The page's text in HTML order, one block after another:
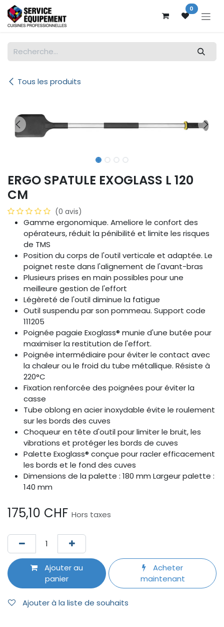
Se rendre au contenu 0
Tous les produits
ERGO SPATULE EXOGLASS L 120
CM
(0 avis)
Gamme ergonomique. Ameliore le confort des
opérateurs, réduit la pénibilité et limite les risques
de TMS
Position du corps de l'outil verticale et adaptée. Le
poignet reste dans l'alignement de l'avant-bras
Plusieurs prises en main possibles pour une
meilleure gestion de l'effort
Légèreté de l'outil diminue la fatigue
Outil suspendu par son pommeau. Support code
111205
Poignée pagaie Exoglass® munie d'une butée pour
maximiser la restitution de l'effort.
Poignée intermédiaire pour éviter le contact avec
la chaleur ou le froid du tube métallique. Résiste à
220°C
Fixation renforcée des poignées pour éviter la
casse
Tube oblong en acier inoxydable évite le roulement
sur les bords des cuves
Choqueur en tête d'outil pour limiter le bruit, les
vibrations et protéger les bords de cuves
Palette Exoglass® conçue pour racler efficacement
les bords et le fond des cuves
Dimensions de la palette : 180 mm Largeur palette :
140 mm
175,10 CHF Hors taxes
Ajouter au
panier
Acheter
maintenant
Ajouter à la liste de souhaits